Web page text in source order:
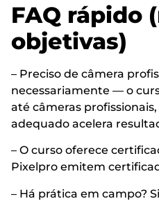
FAQ rápido
objetivas)
– Preciso de câmera
necessariamente — o
até câmeras
adequado acelera
– O curso oferece
Pixelpro emitem
– Há prática em campo?